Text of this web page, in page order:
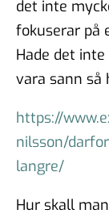
det inte
fokuserar på
Hade det
vara sann så
https://
nilsson/
langre/
Hur skall